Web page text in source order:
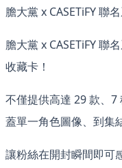
膽大黨 x CASETiFY 聯
膽大黨 x CASETiFY 聯
收藏卡！
不僅提供高達 29 款、
蓋單一角色圖像、到集
讓粉絲在開封瞬間即可